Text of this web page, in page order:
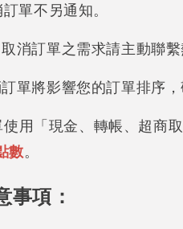
單不另通知。
消訂單之需求請主動聯繫
單將影響您的訂單排序，
用「現金、轉帳、超商
數。
事項：